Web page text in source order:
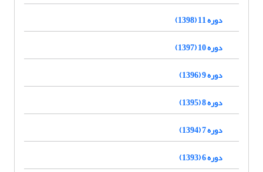
دوره 11 (1398)
دوره 10 (1397)
دوره 9 (1396)
دوره 8 (1395)
دوره 7 (1394)
دوره 6 (1393)